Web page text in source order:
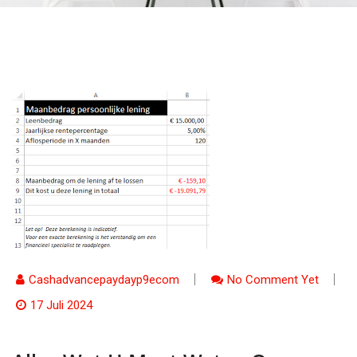
Cashadvancepaydayp9ecom
No Comment Yet
17 Juli 2024